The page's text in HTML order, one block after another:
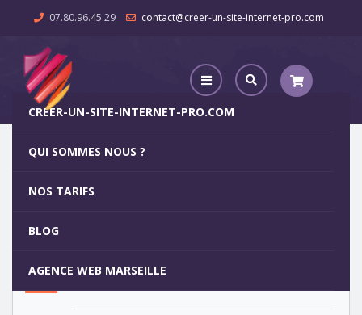
07.80.96.45.29 contact@creer-un-site-internet-pro.com
CREER-UN-SITE-INTERNET-PRO.COM
QUI SOMMES NOUS ?
NOS TARIFS
BLOG
AGENCE WEB MARSEILLE
Agence Web Ourville-en-Caux
5
Votre site internet pour 29€